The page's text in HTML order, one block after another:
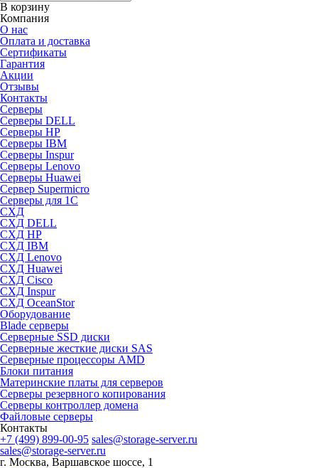
В корзину
Компания
О нас
Оплата и доставка
Сертификаты
Гарантия
Акции
Отзывы
Контакты
Серверы
Серверы DELL
Серверы HP
Серверы IBM
Серверы Inspur
Серверы Lenovo
Серверы Huawei
Сервер Supermicro
Серверы для 1C
СХД
СХД DELL
СХД HP
СХД IBM
СХД Lenovo
СХД Huawei
СХД Cisco
СХД Inspur
СХД OceanStor
Оборудование
Blade серверы
Серверные SSD диски
Cерверные жесткие диски SAS
Серверные процессоры AMD
Блоки питания
Материнские платы для серверов
Серверы резервного копирования
Серверы контроллер домена
Файловые серверы
Контакты
+7 (499) 899-00-95 sales@storage-server.ru
sales@storage-server.ru
г. Москва, Варшавское шоссе, 1